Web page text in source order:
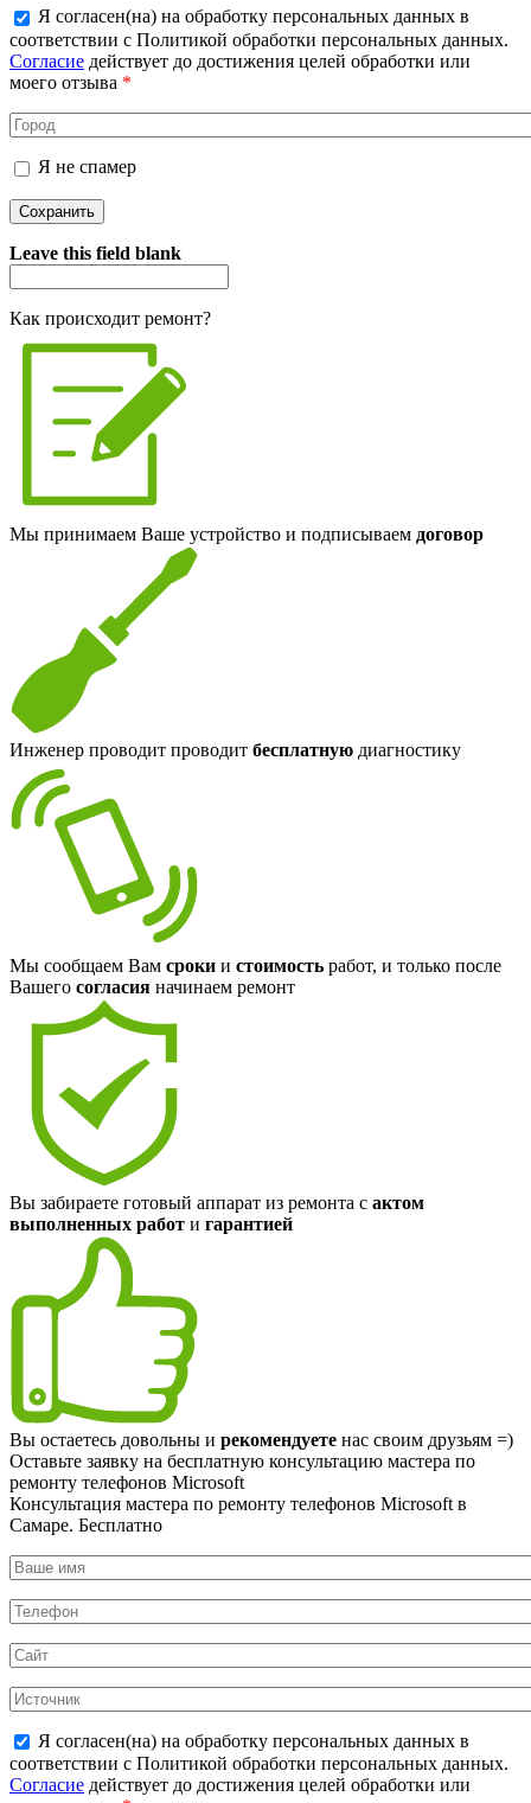
Более подробная информация о текстовых форматах
Я согласен(на) на обработку персональных данных в
соответствии с Политикой обработки персональных данных.
Согласие действует до достижения целей обработки или
моего отзыва *
Город
Я не спамер
Я спамер
Leave this field blank
Как происходит ремонт?
Мы принимаем Ваше устройство и подписываем договор
Инженер проводит проводит бесплатную диагностику
Мы сообщаем Вам сроки и стоимость работ, и только после
Вашего согласия начинаем ремонт
Вы забираете готовый аппарат из ремонта с актом
выполненных работ и гарантией
Вы остаетесь довольны и рекомендуете нас своим друзьям =)
Оставьте заявку на бесплатную консультацию мастера по
ремонту телефонов Microsoft
Консультация мастера по ремонту телефонов Microsoft в
Самаре. Бесплатно
Я согласен(на) на обработку персональных данных в
соответствии с Политикой обработки персональных данных.
Согласие действует до достижения целей обработки или